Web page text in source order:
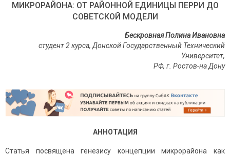
МИКРОРАЙОНА: ОТ РАЙОННОЙ ЕДИНИЦЫ ПЕРРИ ДО
СОВЕТСКОЙ МОДЕЛИ
Бескровная Полина Ивановна
студент 2 курса, Донской Государственный Технический
Университет,
РФ, г. Ростов-на Дону
АННОТАЦИЯ
Статья посвящена генезису концепции микрорайона как